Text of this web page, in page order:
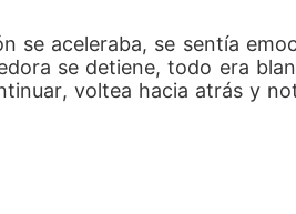
se aceleraba, se sentía
se detiene, todo era
voltea hacia atrás y